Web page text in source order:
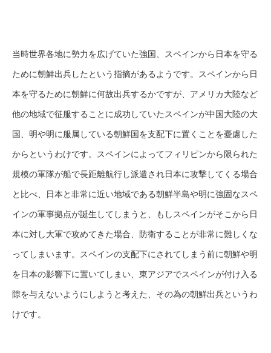
当時世界各地に勢力を広げていた強国、スペインから日本を守る
ために朝鮮出兵したという指摘があるようです。スペインから日
本を守るために朝鮮に何故出兵するかですが、アメリカ大陸など
他の地域で征服することに成功していたスペインが中国大陸の大
国、明や明に服属している朝鮮国を支配下に置くことを憂慮した
からというわけです。スペインによってフィリピンから限られた
規模の軍隊が船で長距離航行し派遣され日本に攻撃してくる場合
と比べ、日本と非常に近い地域である朝鮮半島や明に強固なスペ
インの軍事拠点が誕生してしまうと、もしスペインがそこから日
本に対し大軍で攻めてきた場合、防衛することが非常に難しくな
ってしまいます。スペインの支配下にされてしまう前に朝鮮や明
を日本の影響下に置いてしまい、東アジアでスペインが付け入る
隙を与えないようにしようと考えた、その為の朝鮮出兵というわ
けです。